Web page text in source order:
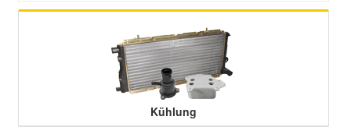
Kühlung